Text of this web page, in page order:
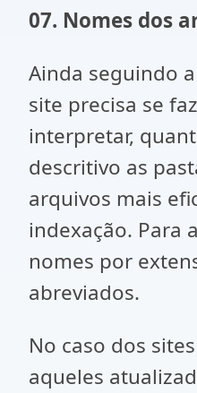
07. Nomes dos
Ainda seguindo
site precisa se
interpretar,
descritivo as
arquivos mais
indexação. Para
nomes por
abreviados.
No caso dos
aqueles